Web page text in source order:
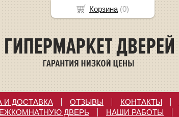
И ДОСТАВКА ОТЗЫВЫ КОНТАКТЫ
ДВЕРЬ НАШИ РАБОТЫ
Корзина (0)